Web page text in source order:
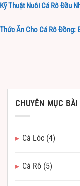
Kỹ Thuật Nuôi Cá Rô Đầu
Thức Ăn Cho Cá Rô Đồng:
CHUYÊN MỤC
Cá Lóc (4)
Cá Rô (5)